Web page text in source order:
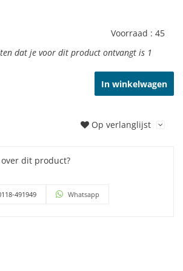
Voorraad : 45
dat je voor dit product ontvangt is 1
In winkelwagen
Op verlanglijst
dit product?
491949 Whatsapp